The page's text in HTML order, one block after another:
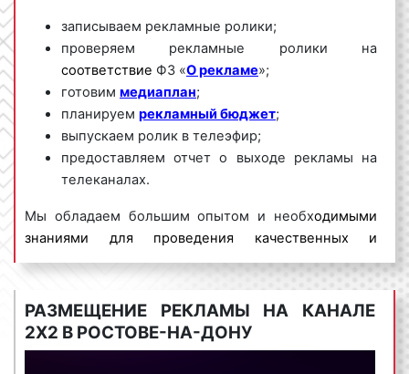
записываем рекламные ролики;
проверяем рекламные ролики на
соответствие ФЗ «О рекламе»;
готовим медиаплан;
планируем рекламный бюджет;
выпускаем ролик в телеэфир;
предоставляем отчет о выходе рекламы на
телеканалах.
Мы обладаем большим опытом и необходимыми
знаниями для проведения качественных и
эффективных рекламных кампаний на ТВ. Для
получения коммерческого предложения по
размещению рекламы на телевидении в Ростове-
на-Донуи Ростовской области необходимо
обращаться по телефону:8 800 201-23-74 или
РАЗМЕЩЕНИЕ РЕКЛАМЫ НА КАНАЛЕ
2Х2 В РОСТОВЕ-НА-ДОНУ